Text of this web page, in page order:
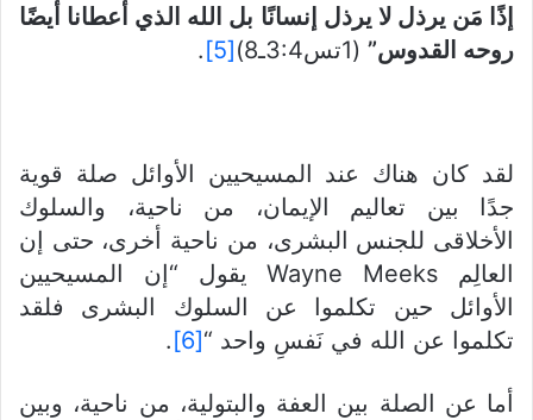
إذًا مَن يرذل لا يرذل إنسانًا بل الله الذي أعطانا أيضًا
روحه القدوس” (1تس3:4ـ8) [5]
.
لقد كان هناك عند المسيحيين الأوائل صلة قوية
جدًا بين تعاليم الإيمان، من ناحية، والسلوك
الأخلاقى للجنس البشرى، من ناحية أخرى، حتى إن
العالِم Wayne Meeks يقول “إن المسيحيين
الأوائل حين تكلموا عن السلوك البشرى فلقد
تكلموا عن الله في نَفسِ واحد “[6]
.
أما عن الصلة بين العفة والبتولية، من ناحية، وبين